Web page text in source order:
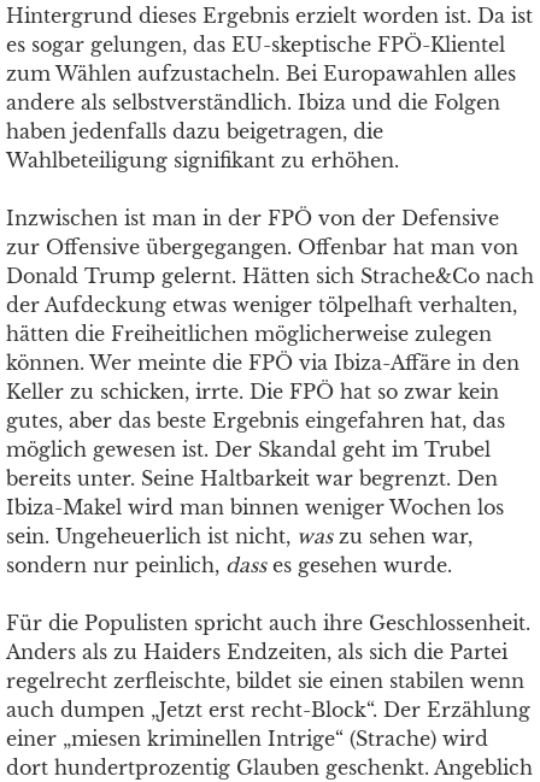
Hintergrund dieses Ergebnis erzielt worden ist. Da ist
es sogar gelungen, das EU-skeptische FPÖ-Klientel
zum Wählen aufzustacheln. Bei Europawahlen alles
andere als selbstverständlich. Ibiza und die Folgen
haben jedenfalls dazu beigetragen, die
Wahlbeteiligung signifikant zu erhöhen.
Inzwischen ist man in der FPÖ von der Defensive
zur Offensive übergegangen. Offenbar hat man von
Donald Trump gelernt. Hätten sich Strache&Co nach
der Aufdeckung etwas weniger tölpelhaft verhalten,
hätten die Freiheitlichen möglicherweise zulegen
können. Wer meinte die FPÖ via Ibiza-Affäre in den
Keller zu schicken, irrte. Die FPÖ hat so zwar kein
gutes, aber das beste Ergebnis eingefahren hat, das
möglich gewesen ist. Der Skandal geht im Trubel
bereits unter. Seine Haltbarkeit war begrenzt. Den
Ibiza-Makel wird man binnen weniger Wochen los
sein. Ungeheuerlich ist nicht, waszu sehen war,
sondern nur peinlich, dasses gesehen wurde.
Für die Populisten spricht auch ihre Geschlossenheit.
Anders als zu Haiders Endzeiten, als sich die Partei
regelrecht zerfleischte, bildet sie einen stabilen wenn
auch dumpen „Jetzt erst recht-Block“. Der Erzählung
einer „miesen kriminellen Intrige“ (Strache) wird
dort hundertprozentig Glauben geschenkt. Angeblich